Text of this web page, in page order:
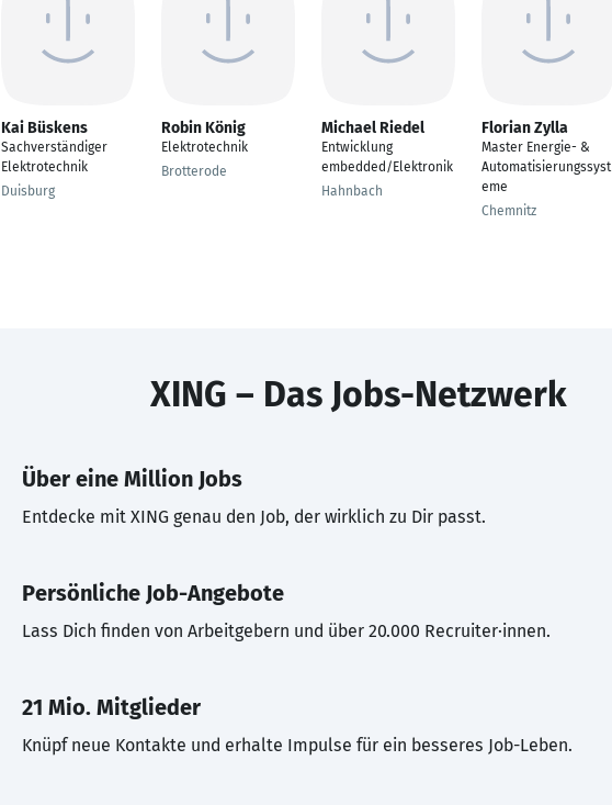
Kai Büskens
Sachverständiger
Elektrotechnik
Duisburg
Robin König
Elektrotechnik
Brotterode
Michael Riedel
Entwicklung
embedded/Elektronik
Hahnbach
Florian Zylla
Master Energie- &
Automatisierungssyst
eme
Chemnitz
XING – Das Jobs-Netzwerk
Über eine Million Jobs
Entdecke mit XING genau den Job, der wirklich zu Dir passt.
Persönliche Job-Angebote
Lass Dich finden von Arbeitgebern und über 20.000 Recruiter·innen.
21 Mio. Mitglieder
Knüpf neue Kontakte und erhalte Impulse für ein besseres Job-Leben.